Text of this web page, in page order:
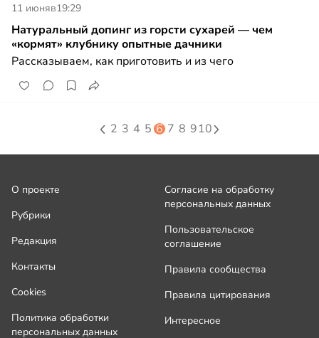
11 июняв19:29
Натуральный допинг из горсти сухарей — чем
«кормят» клубнику опытные дачники
Рассказываем, как приготовить и из чего
2 3 4 5 6 7 8 910
О проекте
Рубрики
Редакция
Контакты
Cookies
Политика обработки
персональных данных
Согласие на обработку
персональных данных
Пользовательское
соглашение
Правила сообщества
Правила цитирования
Интересное